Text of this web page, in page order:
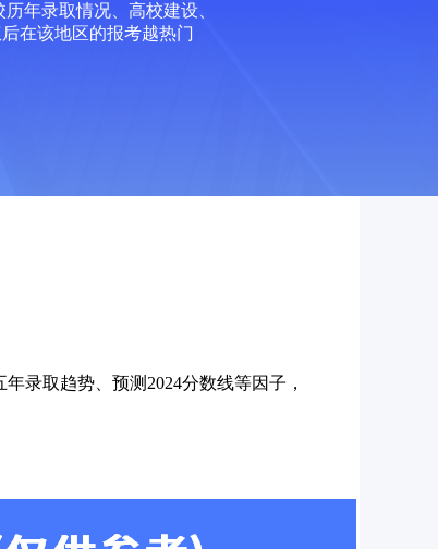
年录取情况、高校建设、
在该地区的报考越热门
录取趋势、预测2024分数线等因子，